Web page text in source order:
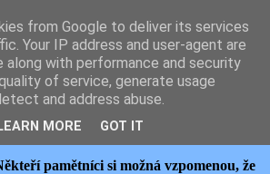
ZDENĚK
pamětníci si možná vzpomenou, že
from Google to deliver its services
Your IP address and user-agent are
along with performance and security
of service, generate usage
and address abuse.
LEARN MORE GOT IT